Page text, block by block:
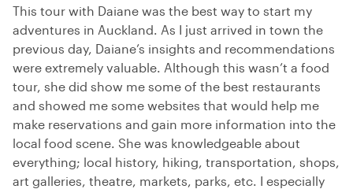
This tour with Daiane was the best way to start my
adventures in Auckland. As I just arrived in town the
previous day, Daiane’s insights and recommendations
were extremely valuable. Although this wasn’t a food
tour, she did show me some of the best restaurants
and showed me some websites that would help me
make reservations and gain more information into the
local food scene. She was knowledgeable about
everything; local history, hiking, transportation, shops,
art galleries, theatre, markets, parks, etc. I especially